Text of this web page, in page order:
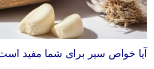
خواص سیر برای شما مفید است؟